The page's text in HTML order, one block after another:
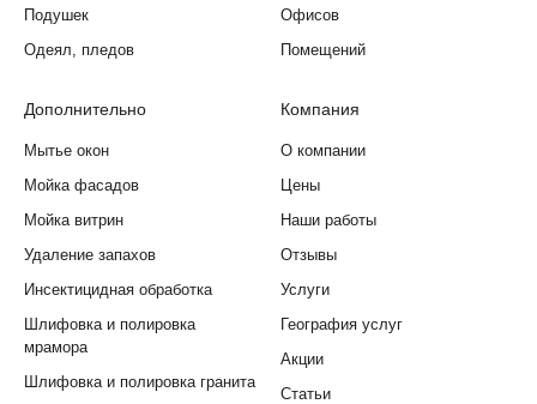
Подушек
Одеял, пледов
Офисов
Помещений
Дополнительно
Мытье окон
Мойка фасадов
Мойка витрин
Удаление запахов
Инсектицидная обработка
Шлифовка и полировка
мрамора
Шлифовка и полировка гранита
Компания
О компании
Цены
Наши работы
Отзывы
Услуги
География услуг
Акции
Статьи